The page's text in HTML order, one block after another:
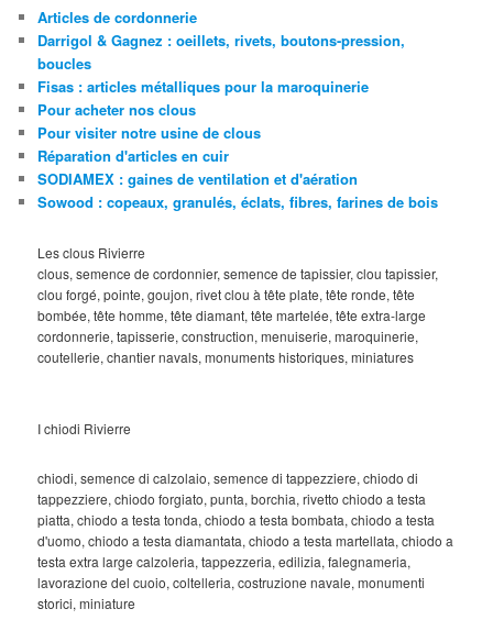
Articles de cordonnerie
Darrigol & Gagnez : oeillets, rivets, boutons-pression,
boucles
Fisas : articles métalliques pour la maroquinerie
Pour acheter nos clous
Pour visiter notre usine de clous
Réparation d'articles en cuir
SODIAMEX : gaines de ventilation et d'aération
Sowood : copeaux, granulés, éclats, fibres, farines de bois
Les clous Rivierre
clous, semence de cordonnier, semence de tapissier, clou tapissier,
clou forgé, pointe, goujon, rivet clou à tête plate, tête ronde, tête
bombée, tête homme, tête diamant, tête martelée, tête extra-large
cordonnerie, tapisserie, construction, menuiserie, maroquinerie,
coutellerie, chantier navals, monuments historiques, miniatures
I chiodi Rivierre
chiodi, semence di calzolaio, semence di tappezziere, chiodo di
tappezziere, chiodo forgiato, punta, borchia, rivetto chiodo a testa
piatta, chiodo a testa tonda, chiodo a testa bombata, chiodo a testa
d'uomo, chiodo a testa diamantata, chiodo a testa martellata, chiodo a
testa extra large calzoleria, tappezzeria, edilizia, falegnameria,
lavorazione del cuoio, coltelleria, costruzione navale, monumenti
storici, miniature